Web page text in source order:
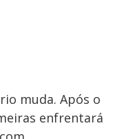
muda. Após o
enfrentará